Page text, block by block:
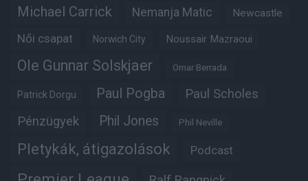
Michael Carrick Nemanja Matic Newcastle
Női csapat Norwich City Noussair Mazraoui
Ole Gunnar Solskjaer Omar Berrada
Patrick Dorgu Paul Pogba Paul Scholes
Pénzügyek Phil Jones Phil Neville
Pletykák, átigazolások Podcast